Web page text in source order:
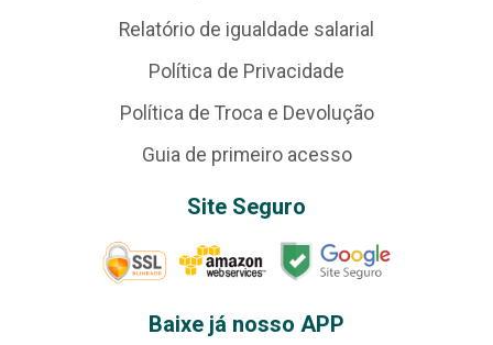
Relatório de igualdade salarial
Política de Privacidade
Política de Troca e Devolução
Guia de primeiro acesso
Site Seguro
Baixe já nosso APP